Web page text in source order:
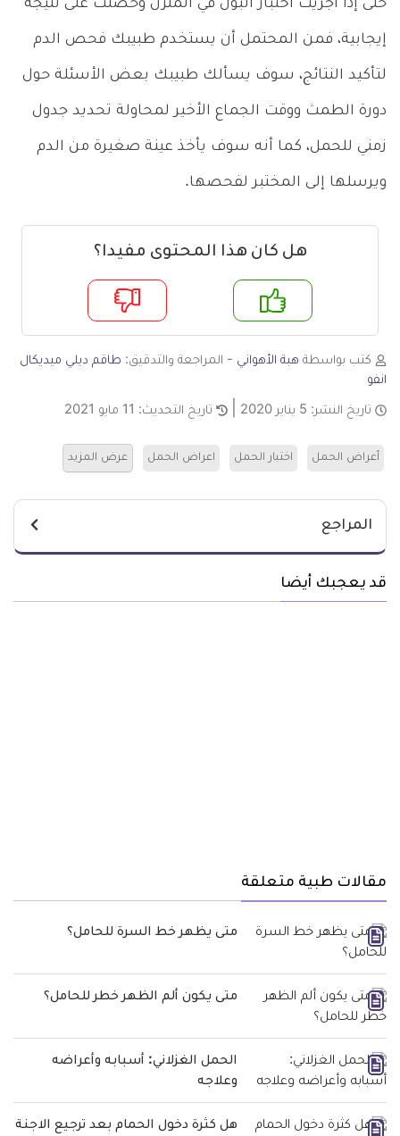
حتى إذا أجريت اختبار البول في المنزل وحصلت على نتيجة
إيجابية، فمن المحتمل أن يستخدم طبيبك فحص الدم
لتأكيد النتائج، سوف يسألك طبيبك بعض الأسئلة حول
دورة الطمث ووقت الجماع الأخير لمحاولة تحديد جدول
زمني للحمل، كما أنه سوف يأخذ عينة صغيرة من الدم
ويرسلها إلى المختبر لفحصها.
هل كان هذا المحتوى مفيدا؟
لا
كتب بواسطة هبة الأهواني - المراجعة والتدقيق: طاقم ديلي ميديكال
انفو
تاريخ النشر: 5 يناير 2020 تاريخ التحديث: 11 مايو 2021
أعراض الحمل اختبار الحمل اعراض الحمل عرض المزيد
المراجع
قد يعجبك أيضا
مقالات طبية متعلقة
متى يظهر خط السرة للحامل؟
متى يكون ألم الظهر خطر للحامل؟
الحمل الغزلاني: أسبابه وأعراضه
وعلاجه
هل كثرة دخول الحمام بعد ترجيع الاجنة